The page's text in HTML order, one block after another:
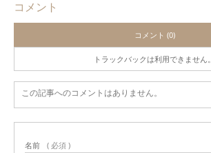
コメント
コメント (0)
トラックバックは利用できません。
この記事へのコメントはありません。
名前 ( 必須 )